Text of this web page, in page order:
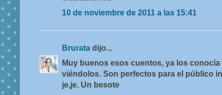
10 de noviembre de 2011 a las 15:41
Brurata dijo...
Muy buenos esos cuentos, ya los
viéndolos. Son perfectos para el público
je,je. Un besote